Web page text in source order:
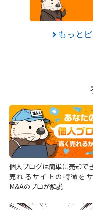
もっと
個人ブログは簡単に売却で
売れるサイトの特徴を
M&Aのプロが解説